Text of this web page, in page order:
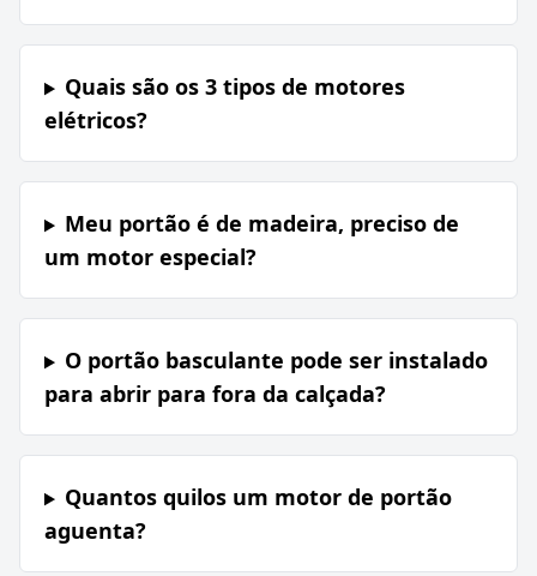
Quais são os 3 tipos de motores
elétricos?
Meu portão é de madeira, preciso de
um motor especial?
O portão basculante pode ser instalado
para abrir para fora da calçada?
Quantos quilos um motor de portão
aguenta?